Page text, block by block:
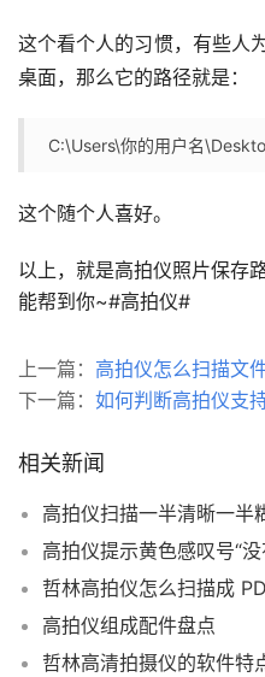
这个看个人的习惯，有些人
桌面，那么它的路径就是：
C:\Users\你的用户名
这个随个人喜好。
以上，就是高拍仪照片保存
能帮到你~#高拍仪#
上一篇： 高拍仪怎么扫描文件
下一篇： 如何判断高拍仪支
相关新闻
高拍仪提示黄色感叹号“
哲林高拍仪怎么扫描成
高拍仪组成配件盘点
哲林高清拍摄仪的软件特